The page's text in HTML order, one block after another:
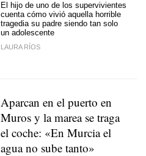
El hijo de uno de los supervivientes
cuenta cómo vivió aquella horrible
tragedia su padre siendo tan solo
un adolescente
LAURA RÍOS
Aparcan en el puerto en
Muros y la marea se traga
el coche: «En Murcia el
agua no sube tanto»